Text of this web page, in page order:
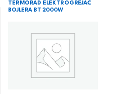
TERMORAD ELEKTROGREJAČ
BOJLERA BT 2000W